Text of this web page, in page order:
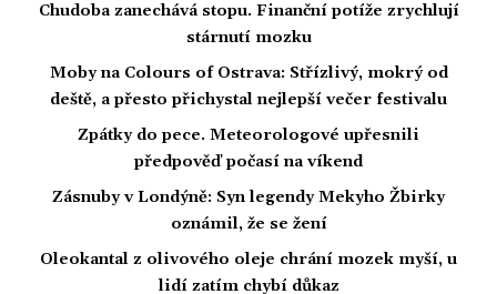
Chudoba zanechává stopu. Finanční potíže zrychlují
stárnutí mozku
Moby na Colours of Ostrava: Střízlivý, mokrý od
deště, a přesto přichystal nejlepší večer festivalu
Zpátky do pece. Meteorologové upřesnili
předpověď počasí na víkend
Zásnuby v Londýně: Syn legendy Mekyho Žbirky
oznámil, že se žení
Oleokantal z olivového oleje chrání mozek myší, u
lidí zatím chybí důkaz